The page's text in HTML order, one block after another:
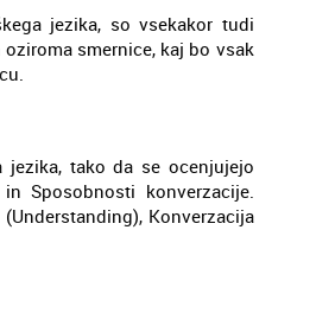
jezika, so vsekakor tudi
smernice, kaj bo vsak
jezika, tako da se ocenjujejo
Sposobnosti konverzacije.
Konverzacija